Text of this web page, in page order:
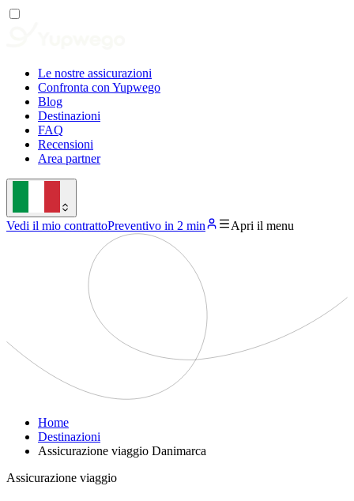
Le nostre assicurazioni
Confronta con Yupwego
Blog
Destinazioni
FAQ
Recensioni
Area partner
Vedi il mio contrattoPreventivo in 2 min Apri il menu
Home
Destinazioni
Assicurazione viaggio Danimarca
Assicurazione viaggio